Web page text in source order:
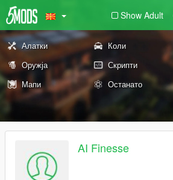
Show Adult
Алатки Коли
Оружја
Скрипти
Мапи
Останато
AI Finesse